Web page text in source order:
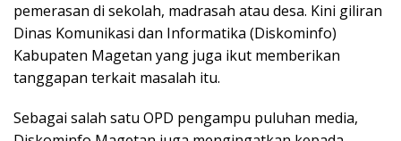
pemerasan di sekolah, madrasah atau desa. Kini giliran
Dinas Komunikasi dan Informatika (Diskominfo)
Kabupaten Magetan yang juga ikut memberikan
tanggapan terkait masalah itu.
Sebagai salah satu OPD pengampu puluhan media,